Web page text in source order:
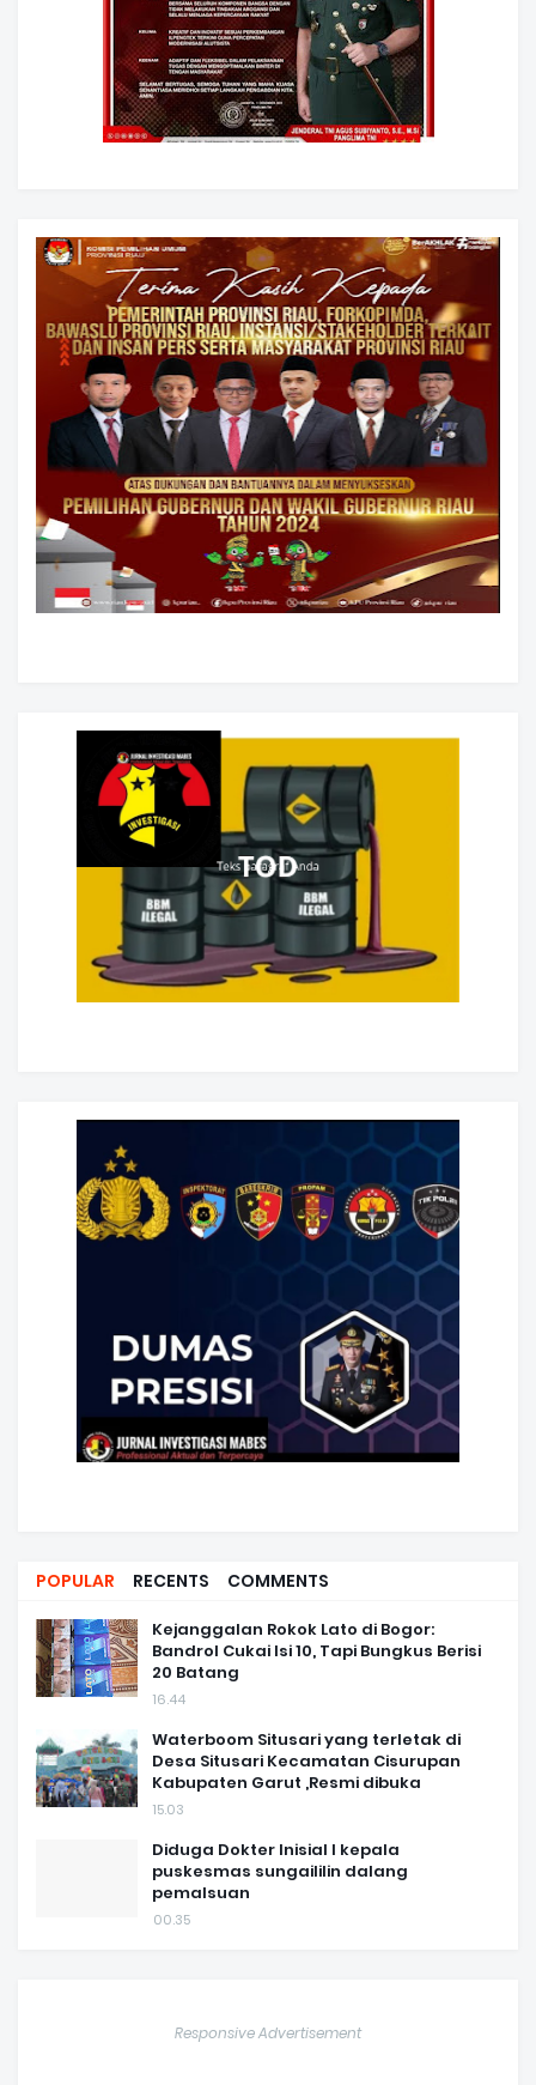
POPULAR RECENTS COMMENTS
Kejanggalan Rokok Lato di Bogor:
Bandrol Cukai Isi 10, Tapi Bungkus Berisi
20 Batang
16.44
Waterboom Situsari yang terletak di
Desa Situsari Kecamatan Cisurupan
Kabupaten Garut ,Resmi dibuka
15.03
Diduga Dokter Inisial I kepala
puskesmas sungaililin dalang
pemalsuan
00.35
Responsive Advertisement